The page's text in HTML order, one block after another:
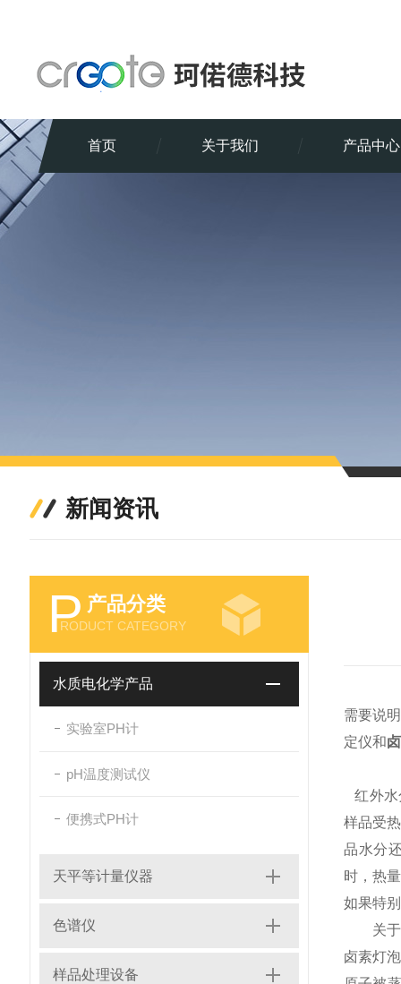
首页 关于我们 产品中心
新闻资讯
P 产品分类
RODUCT CATEGORY
水质电化学产品
实验室PH计
pH温度测试仪
便携式PH计
天平等计量仪器
色谱仪
样品处理设备
需要说
定仪和
红外水
样品受
品水分
时，热
如果特
关于
卤素灯